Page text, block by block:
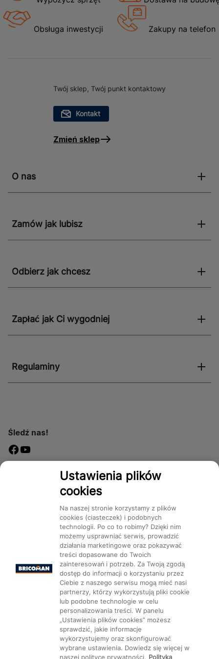
Obsługa inwestycji Zakupy na telefon
Twój sklep, Twój punkt kontaktowy
Kontakt
Zmień sklep
O nas
Zamów jak lubisz
Odbierz jak chcesz
Zapłać jak Ci wygodniej
Regulaminy
Śledź nas!
Dostępność
Kategorie Produkty Marki CMS
Ustawienia plików cookie
Ustawienia plików
cookies
Na naszej stronie korzystamy z plików
cookies (ciasteczek) i podobnych
technologii. Po co to robimy? Dzięki nim
możemy usprawniać serwis, prowadzić
działania marketingowe oraz pokazywać
treści dopasowane do Twoich
zainteresowań i potrzeb. Za Twoją zgodą
dostęp do informacji o korzystaniu przez
Ciebie z naszego serwisu mogą mieć nasi
partnerzy, którzy wykorzystują pliki cookie
lub podobne technologie w celu
personalizowania treści. W panelu
„Ustawienia plików cookies” możesz
sprawdzić, jakie informacje
wykorzystujemy oraz skonfigurować
wybrane ustawienia. Dowiedz się więcej w
naszej polityce prywatności. Polityka